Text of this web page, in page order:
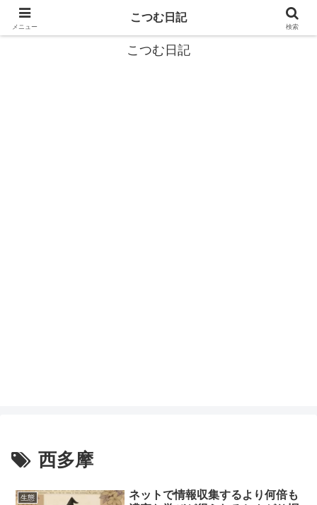
カタツムリから学ぶスローライフ🎓『こつむ日記』🐌
こつむ日記
西多摩
生態
ネットで情報収集するより何倍も
メニュー
こつむ日記
検索